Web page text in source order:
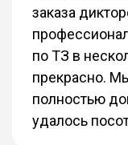
заказа
по ТЗ в
прекрасно.
полностью
удалось